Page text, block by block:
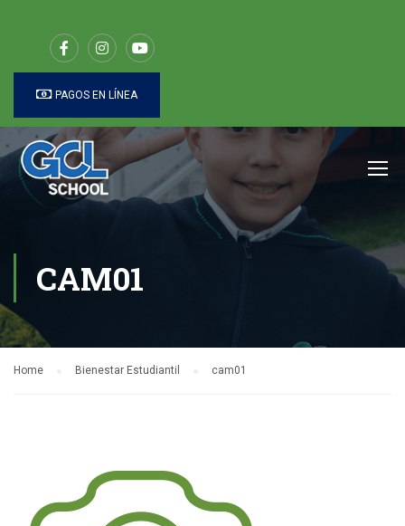
PAGOS EN LÍNEA
CAM01
Home Bienestar Estudiantil cam01